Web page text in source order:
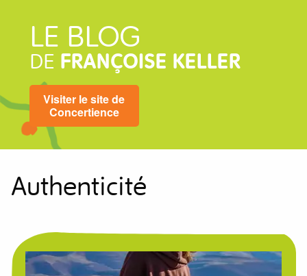
LE BLOG
DE FRANÇOISE KELLER
Visiter le site de
Concertience
Authenticité